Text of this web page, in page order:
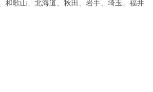
和歌山、北海道、秋田、岩手、埼玉、福井